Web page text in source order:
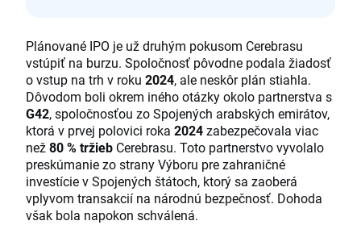
Plánované IPO je už druhým pokusom Cerebrasu
vstúpiť na burzu. Spoločnosť pôvodne podala žiadosť
o vstup na trh v roku 2024, ale neskôr plán stiahla.
Dôvodom boli okrem iného otázky okolo partnerstva s
G42, spoločnosťou zo Spojených arabských emirátov,
ktorá v prvej polovici roka 2024zabezpečovala viac
než80 % tržieb Cerebrasu. Toto partnerstvo vyvolalo
preskúmanie zo strany Výboru pre zahraničné
investície v Spojených štátoch, ktorý sa zaoberá
vplyvom transakcií na národnú bezpečnosť. Dohoda
však bola napokon schválená.